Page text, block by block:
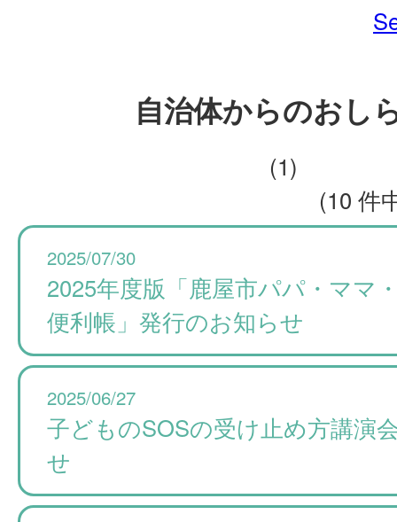
自治体からのおし
(1)
(10 件
2025/07/30
2025年度版「鹿屋市パパ・ママ
便利帳」発行のお知らせ
2025/06/27
子どものSOSの受け止め方講演
せ